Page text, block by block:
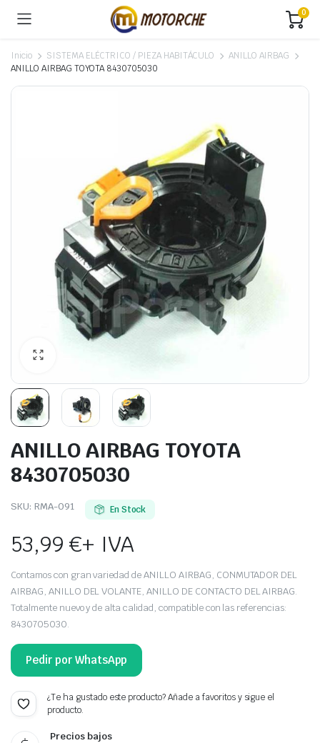
0
Inicio SISTEMA ELÉCTRICO / PIEZA HABITÁCULO
ANILLO AIRBAG
ANILLO AIRBAG TOYOTA 8430705030
ANILLO AIRBAG TOYOTA
8430705030
SKU: RMA-091 En Stock
53,99€+ IVA
Contamos con gran variedad de ANILLO AIRBAG, CONMUTADOR DEL
AIRBAG, ANILLO DEL VOLANTE, ANILLO DE CONTACTO DEL AIRBAG.
Totalmente nuevo y de alta calidad, compatible con las referencias:
8430705030.
Pedir por WhatsApp
¿Te ha gustado este producto? Añade a favoritos y sigue el
producto.
Precios bajos